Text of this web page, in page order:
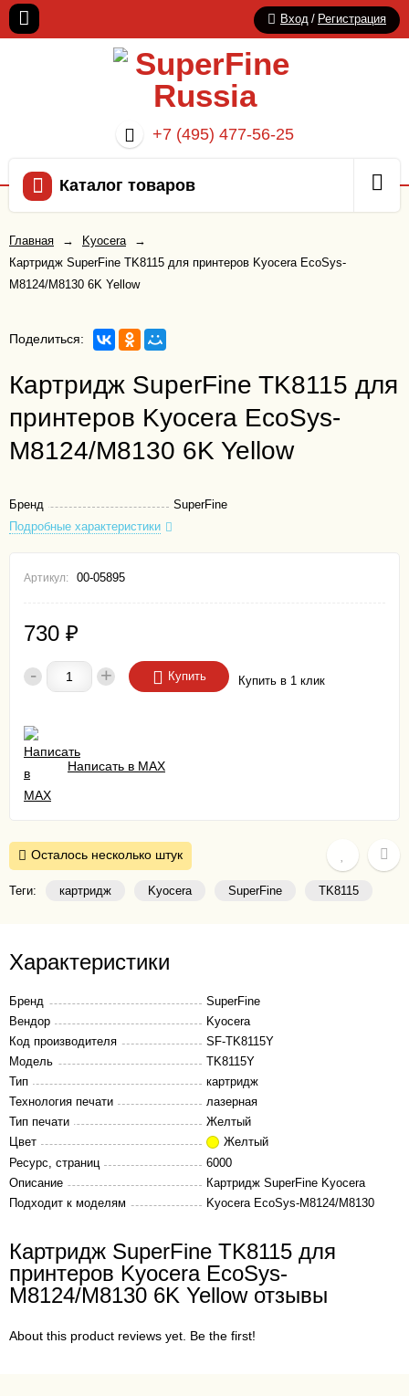
Вход / Регистрация
+7 (495) 477-56-25
Каталог товаров
Главная → Kyocera
→
Картридж SuperFine TK8115 для принтеров Kyocera EcoSys-
M8124/M8130 6K Yellow
Поделиться:
Картридж SuperFine TK8115 для
принтеров Kyocera EcoSys-
M8124/M8130 6K Yellow
Бренд
SuperFine
Подробные характеристики
Артикул: 00-05895
730 ₽
- + Купить Купить в 1 клик
Написать в MAX
Осталось несколько штук
Теги: картридж Kyocera SuperFine TK8115
Характеристики
Бренд
SuperFine
Вендор
Kyocera
Код производителя
SF-TK8115Y
Модель
TK8115Y
Тип
картридж
Технология печати
лазерная
Тип печати
Желтый
Цвет
Желтый
Ресурс, страниц
6000
Описание
Картридж SuperFine Kyocera
Подходит к моделям
Kyocera EcoSys-M8124/M8130
Картридж SuperFine TK8115 для
принтеров Kyocera EcoSys-
M8124/M8130 6K Yellow отзывы
About this product reviews yet. Be the first!